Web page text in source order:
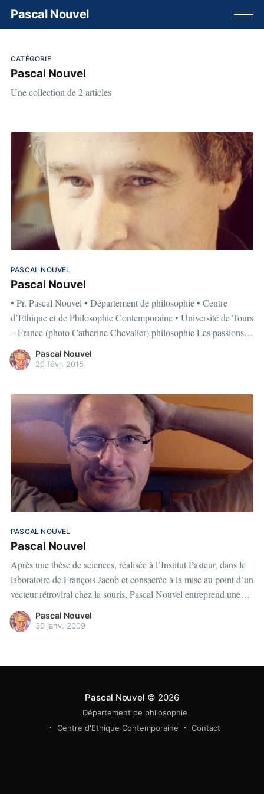
Pascal Nouvel
CATÉGORIE
Pascal Nouvel
Une collection de 2 articles
PASCAL NOUVEL
Pascal Nouvel
• Pr. Pascal Nouvel • Département de philosophie • Centre
d’Ethique et de Philosophie Contemporaine • Université de Tours
– France (photo Catherine Chevalier) philosophie Les passions
de Sénèque à Damasio : Soigner les passionsPhilosophie de la
personnalité : La philosophie du docteur JekyllLa passion
Pascal Nouvel
20 févr. 2015
PASCAL NOUVEL
Pascal Nouvel
Après une thèse de sciences, réalisée à l’Institut Pasteur, dans le
laboratoire de François Jacob et consacrée à la mise au point d’un
vecteur rétroviral chez la souris, Pascal Nouvel entreprend une
thèse de philosophie consacrée au rôle de l’imagination dans la
création scientifique sous la direction
Pascal Nouvel
30 janv. 2009
Pascal Nouvel © 2026
Département de philosophie
Centre d'Ethique Contemporaine
Contact